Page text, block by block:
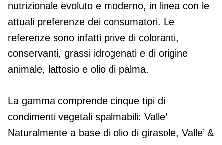
nutrizionale evoluto e moderno, in linea con le
attuali preferenze dei consumatori. Le
referenze sono infatti prive di coloranti,
conservanti, grassi idrogenati e di origine
animale, lattosio e olio di palma.
La gamma comprende cinque tipi di
condimenti vegetali spalmabili: Valle’
Naturalmente a base di olio di girasole, Valle’ &